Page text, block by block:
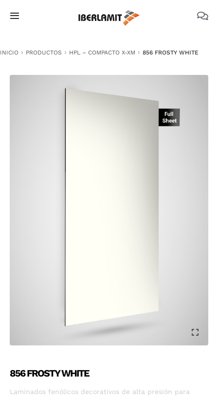
Toggle
NOSOTROS
INICIO PRODUCTOS HPL – COMPACTO X-XM 856 FROSTY WHITE
856 FROSTY WHITE
Laminados fenólicos decorativos de alta presión para